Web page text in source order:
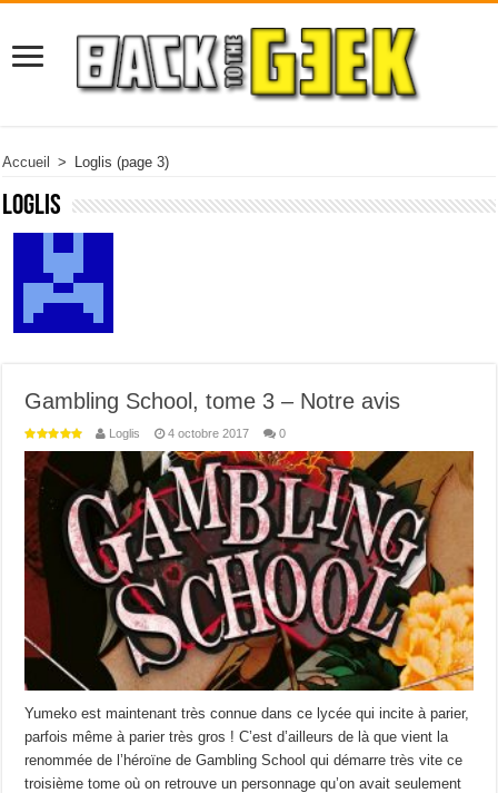
Accueil > Loglis (page 3)
Loglis
Gambling School, tome 3 – Notre avis
Loglis 4 octobre 2017 0
Yumeko est maintenant très connue dans ce lycée qui incite à parier,
parfois même à parier très gros ! C’est d’ailleurs de là que vient la
renommée de l’héroïne de Gambling School qui démarre très vite ce
troisième tome où on retrouve un personnage qu’on avait seulement